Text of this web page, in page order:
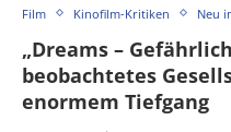
Film Kinofilm-Kritiken Neu
„Dreams –
beobachtetes
enormem Tiefgang